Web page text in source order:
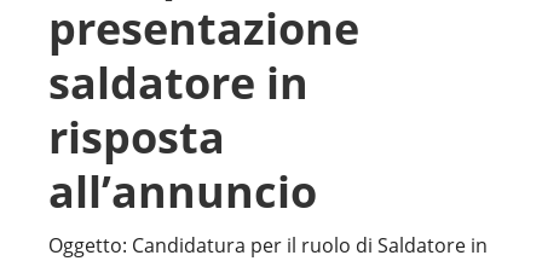
presentazione
saldatore in
risposta
all’annuncio
Oggetto: Candidatura per il ruolo di Saldatore in